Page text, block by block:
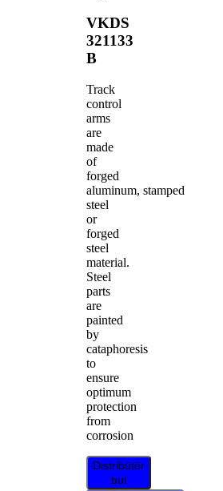
VKDS
321133
B
Track
control
arms
are
made
of
forged
aluminum, stamped
steel
or
forged
steel
material.
Steel
parts
are
painted
by
cataphoresis
to
ensure
optimum
protection
from
corrosion
Distribütör
bul